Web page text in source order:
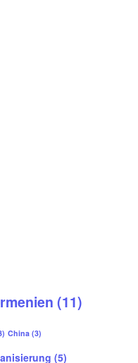
(11)
China (3)
(5)